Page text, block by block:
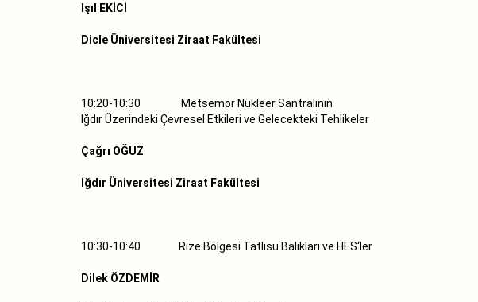
Işıl EKİCİ
Dicle Üniversitesi Ziraat Fakültesi
10:20-10:30 Metsemor Nükleer Santralinin
Iğdır Üzerindeki Çevresel Etkileri ve Gelecekteki Tehlikeler
Çağrı OĞUZ
Iğdır Üniversitesi Ziraat Fakültesi
10:30-10:40 Rize Bölgesi Tatlısu Balıkları ve HES‘ler
Dilek ÖZDEMİR